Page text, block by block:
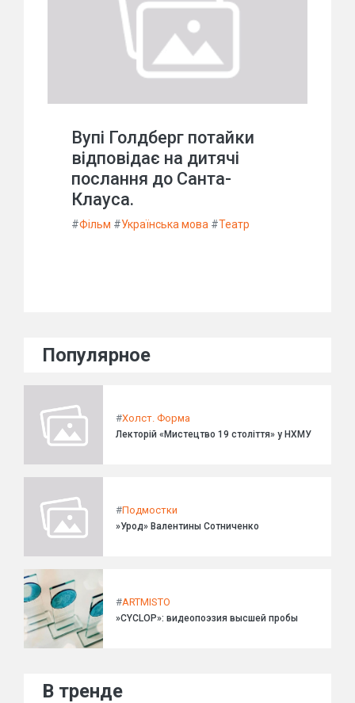
Вупі Голдберг потайки
відповідає на дитячі
послання до Санта-
Клауса.
#Фільм #Українська мова #Театр
Популярное
#Холст. Форма
Лекторій «Мистецтво 19 століття» у НХМУ
#Подмостки
»Урод» Валентины Сотниченко
#ARTMISTO
»CYCLOP»: видеопоэзия высшей пробы
В тренде